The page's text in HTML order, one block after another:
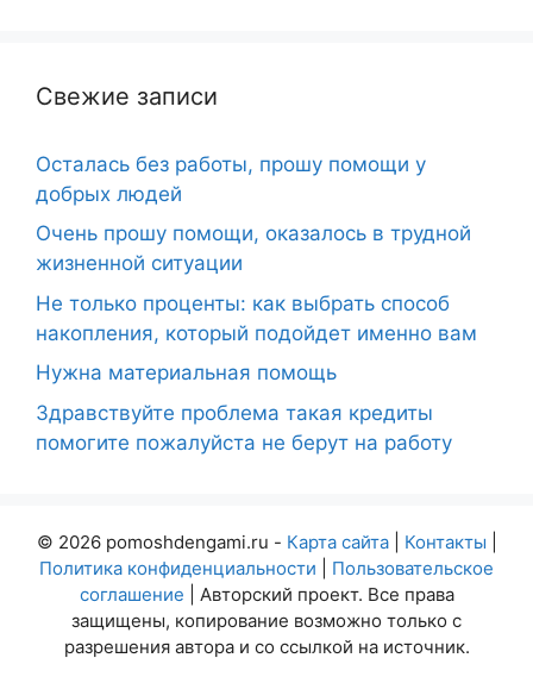
Свежие записи
Осталась без работы, прошу помощи у
добрых людей
Очень прошу помощи, оказалось в трудной
жизненной ситуации
Не только проценты: как выбрать способ
накопления, который подойдет именно вам
Нужна материальная помощь
Здравствуйте проблема такая кредиты
помогите пожалуйста не берут на работу
© 2026 pomoshdengami.ru - Карта сайта| Контакты
Политика конфиденциальности
Пользовательское
соглашение | Авторский проект. Все права
защищены, копирование возможно только с
разрешения автора и со ссылкой на источник.